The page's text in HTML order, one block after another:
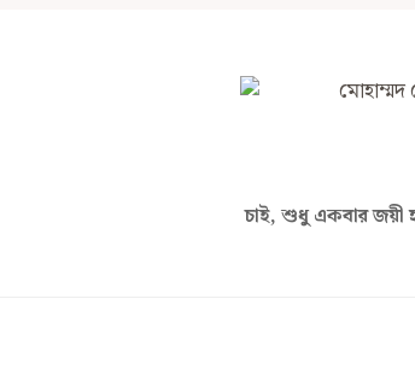
চাই, শুধু একবার